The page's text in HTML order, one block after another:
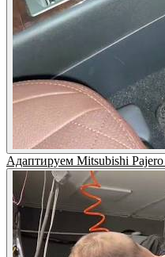
Адаптируем Mitsubishi